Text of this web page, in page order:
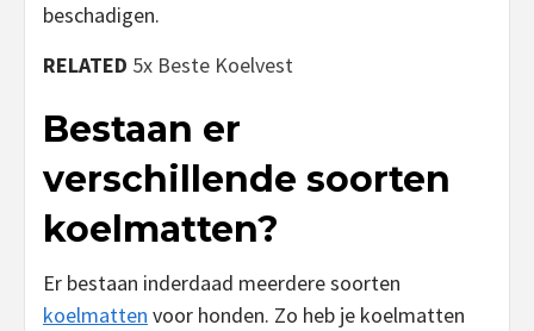
beschadigen.
RELATED 5x Beste Koelvest
Bestaan er
verschillende soorten
koelmatten?
Er bestaan inderdaad meerdere soorten
koelmatten voor honden. Zo heb je koelmatten